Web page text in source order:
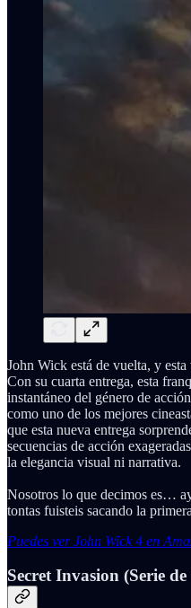
John Wick está de vuelta, y
Con su cuarta entrega, esta
instantáneo del género de
como uno de los mejores
que esta nueva entrega
secuencias de acción
la elegancia visual ni narrativa.
Nosotros lo que decimos es…
tontas fuisteis sacando la
Puedes ver John Wick 4 en
Secret Invasion (Serie